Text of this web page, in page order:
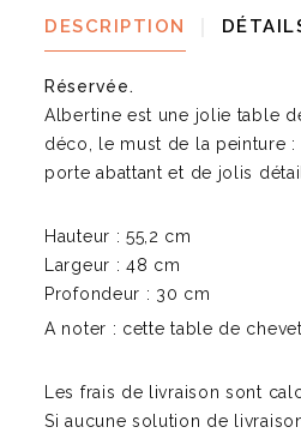
DESCRIPTION
Réservée.
Albertine est une jolie table
déco, le must de la peinture
porte abattant et de jolis
Hauteur : 55,2 cm
Largeur : 48 cm
Profondeur : 30 cm
A noter : cette table de
Les frais de livraison sont
Si aucune solution de